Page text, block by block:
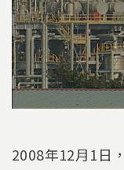
2008年12月1日